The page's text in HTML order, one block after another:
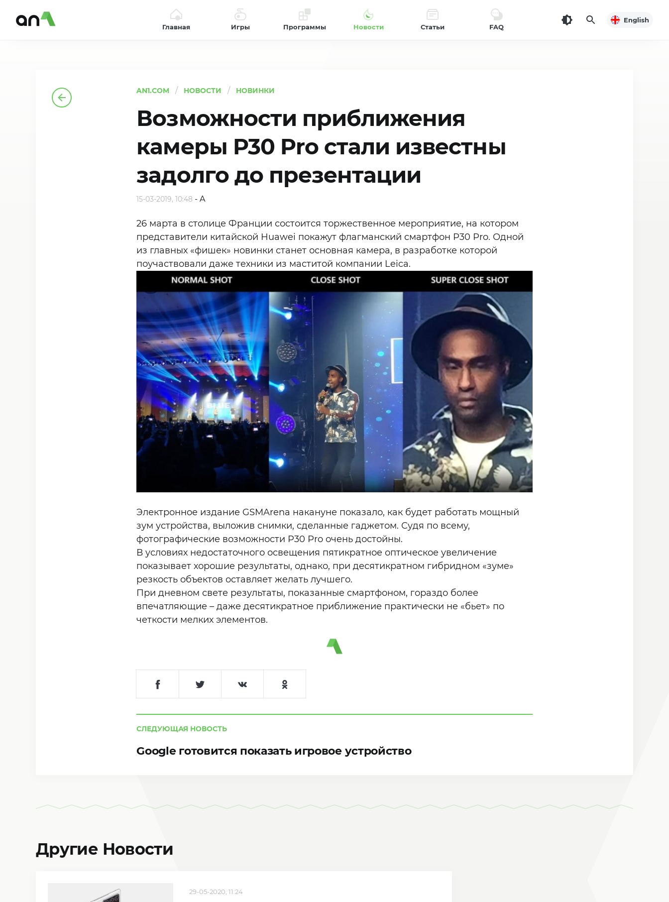
Главная Игры Программы Новости Статьи FAQ
English
AN1.COM НОВОСТИ НОВИНКИ
Возможности приближения
камеры P30 Pro стали известны
задолго до презентации
15-03-2019, 10:48 -A
26 марта в столице Франции состоится торжественное мероприятие, на котором
представители китайской Huawei покажут флагманский смартфон P30 Pro. Одной
из главных «фишек» новинки станет основная камера, в разработке которой
поучаствовали даже техники из маститой компании Leica.
Электронное издание GSMArena накануне показало, как будет работать мощный
зум устройства, выложив снимки, сделанные гаджетом. Судя по всему,
фотографические возможности P30 Pro очень достойны.
В условиях недостаточного освещения пятикратное оптическое увеличение
показывает хорошие результаты, однако, при десятикратном гибридном «зуме»
резкость объектов оставляет желать лучшего.
При дневном свете результаты, показанные смартфоном, гораздо более
впечатляющие – даже десятикратное приближение практически не «бьет» по
четкости мелких элементов.
СЛЕДУЮЩАЯ НОВОСТЬ
Google готовится показать игровое устройство
Другие Новости
29-05-2020, 11:24